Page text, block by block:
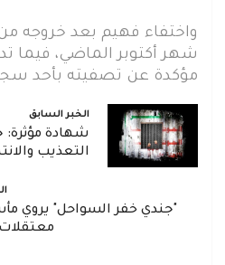
واختفاء فهيم بعد خروجه
شهر أكتوبر الماضي، فيما
مؤكدة عن تصفيته بأحد
الخبر السابق
التعذيب
"جندي خفر السواحل" يروي